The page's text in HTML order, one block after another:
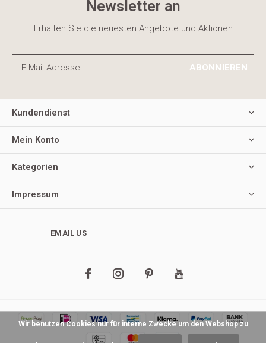
Newsletter an
Erhalten Sie die neuesten Angebote und Aktionen
ABONNIEREN
Kundendienst
Mein Konto
Kategorien
Impressum
EMAIL US
Wir benutzen Cookies nur für interne Zwecke um den Webshop zu